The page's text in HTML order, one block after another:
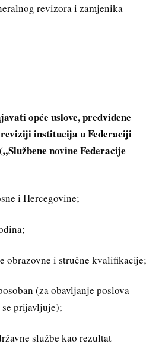
revizora i zamjenika
opće uslove, predviđene
reviziji institucija u Federaciji
novine Federacije
i Hercegovine;
obrazovne i stručne kvalifikacije;
(za obavljanje poslova
se prijavljuje);
službe kao rezultat